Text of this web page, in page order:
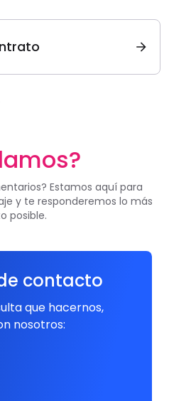
Estamos aquí para
y te responderemos lo más
posible.
contacto
que hacernos,
nosotros: